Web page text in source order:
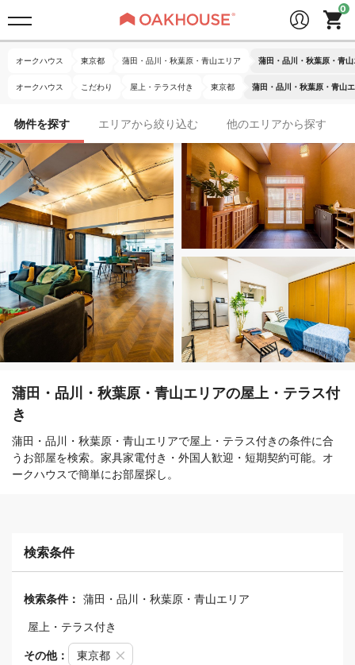
オークハウス 東京都 蒲田・品川・秋葉原・青山エリア 蒲田・品川・秋葉原・青
オークハウス こだわり 屋上・テラス付き 東京都 蒲田・品川・秋葉原・青山
物件を探す エリアから絞り込む 他のエリアから探す
蒲田・品川・秋葉原・青山エリアの屋上・テラス付
き
蒲田・品川・秋葉原・青山エリアで屋上・テラス付きの条件に合
うお部屋を検索。家具家電付き・外国人歓迎・短期契約可能。オ
ークハウスで簡単にお部屋探し。
検索条件
検索条件： 蒲田・品川・秋葉原・青山エリア
屋上・テラス付き
その他： 東京都